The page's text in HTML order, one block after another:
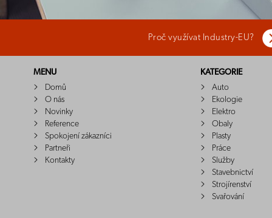
Proč využívat Industry-EU?
MENU
Domů
O nás
Novinky
Reference
Spokojení zákazníci
Partneři
Kontakty
KATEGORIE
Auto
Ekologie
Elektro
Obaly
Plasty
Práce
Služby
Stavebnictví
Strojírenství
Svařování